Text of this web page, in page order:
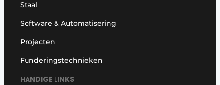
Staal
Software & Automatisering
Projecten
Funderingstechnieken
HANDIGE LINKS